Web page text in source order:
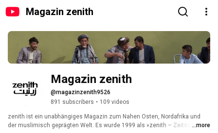
Magazin zenith
Magazin zenith
@magazinzenith9526
891 subscribers • 109 videos
zenith ist ein unabhängiges Magazin zum Nahen Osten, Nordafrika und
der muslimisch geprägten Welt. Es wurde 1999 als »zenith – Zeitschrift für
...more